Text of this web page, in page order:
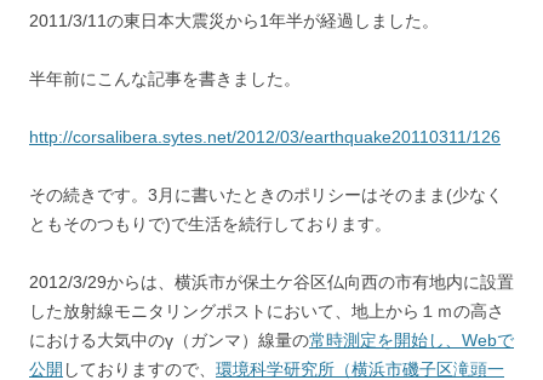
2011/3/11の東日本大震災から1年半が経過しました。
半年前にこんな記事を書きました。
http://corsalibera.sytes.net/2012/03/earthquake20110311/126
その続きです。3月に書いたときのポリシーはそのまま(少なく
ともそのつもりで)で生活を続行しております。
2012/3/29からは、横浜市が保土ケ谷区仏向西の市有地内に設置
した放射線モニタリングポストにおいて、地上から１ｍの高さ
における大気中のγ（ガンマ）線量の常時測定を開始し、Webで
公開 しておりますので、 環境科学研究所（横浜市磯子区滝頭一